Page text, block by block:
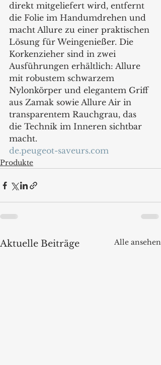
direkt mitgeliefert wird, entfernt
die Folie im Handumdrehen und
macht Allure zu einer praktischen
Lösung für Weingenießer. Die
Korkenzieher sind in zwei
Ausführungen erhältlich: Allure
mit robustem schwarzem
Nylonkörper und elegantem Griff
aus Zamak sowie Allure Air in
transparentem Rauchgrau, das
die Technik im Inneren sichtbar
macht.
de.peugeot-saveurs.com
Produkte
Aktuelle Beiträge Alle ansehen